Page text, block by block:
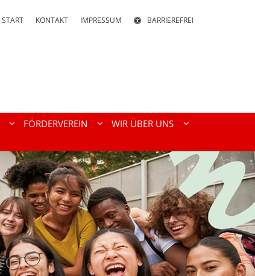
START KONTAKT IMPRESSUM BARRIEREFREI
FÖRDERVEREIN
WIR ÜBER UNS